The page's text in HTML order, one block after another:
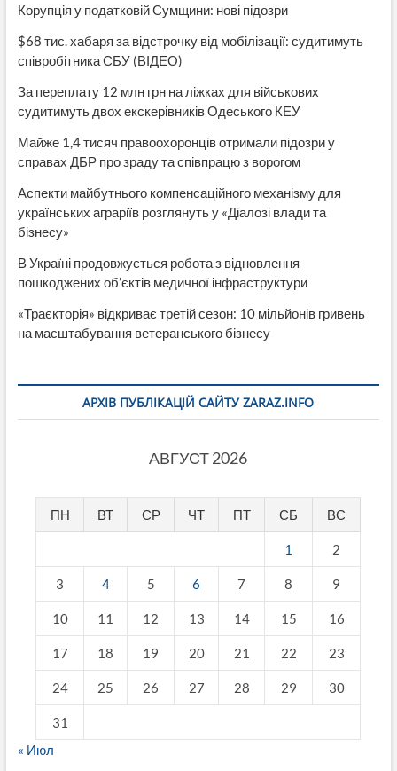
Корупція у податковій Сумщини: нові підозри
$68 тис. хабаря за відстрочку від мобілізації: судитимуть
співробітника СБУ (ВІДЕО)
За переплату 12 млн грн на ліжках для військових
судитимуть двох екскерівників Одеського КЕУ
Майже 1,4 тисяч правоохоронців отримали підозри у
справах ДБР про зраду та співпрацю з ворогом
Аспекти майбутнього компенсаційного механізму для
українських аграріїв розглянуть у «Діалозі влади та
бізнесу»
В Україні продовжується робота з відновлення
пошкоджених об’єктів медичної інфраструктури
«Траєкторія» відкриває третій сезон: 10 мільйонів гривень
на масштабування ветеранського бізнесу
АРХІВ ПУБЛІКАЦІЙ САЙТУ ZARAZ.INFO
АВГУСТ 2026
ПН ВТ СР ЧТ ПТ СБ ВС
1 2
3 4 5 6 7 8 9
10 11 12 13 14 15 16
17 18 19 20 21 22 23
24 25 26 27 28 29 30
31
« Июл